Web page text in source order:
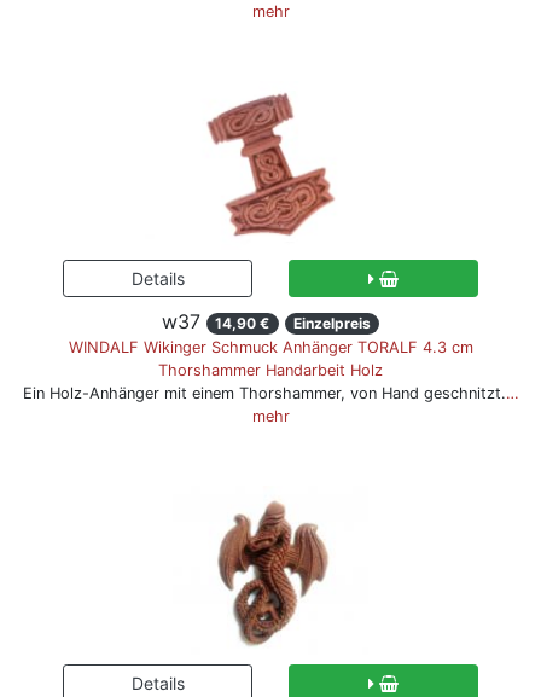
mehr
w37 14,90 €
Einzelpreis
WINDALF Wikinger Schmuck Anhänger TORALF 4.3 cm
Thorshammer Handarbeit Holz
Ein Holz-Anhänger mit einem Thorshammer, von Hand geschnitzt.…
mehr